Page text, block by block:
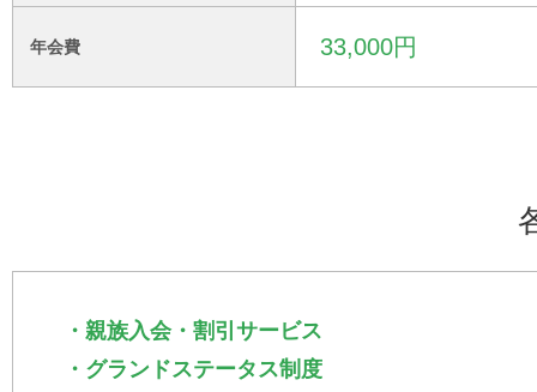
年会費 33,000円
・親族入会・割引サービス
・グランドステータス制度